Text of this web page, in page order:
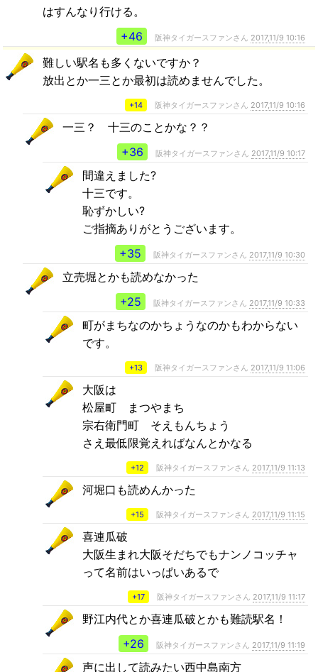
はすんなり行ける。
+46
阪神タイガースファンさん 2017,11/9 10:16
難しい駅名も多くないですか？
放出とか一三とか最初は読めませんでした。
+14 阪神タイガースファンさん 2017,11/9 10:16
一三？ 十三のことかな？？
+36
阪神タイガースファンさん 2017,11/9 10:17
間違えました?
十三です。
恥ずかしい?
ご指摘ありがとうございます。
+35
阪神タイガースファンさん 2017,11/9 10:30
立売堀とかも読めなかった
+25
阪神タイガースファンさん 2017,11/9 10:33
町がまちなのかちょうなのかもわからない
です。
+13 阪神タイガースファンさん 2017,11/9 11:06
大阪は
松屋町 まつやまち
宗右衛門町 そえもんちょう
さえ最低限覚えればなんとかなる
+12 阪神タイガースファンさん 2017,11/9 11:13
河堀口も読めんかった
+15 阪神タイガースファンさん 2017,11/9 11:15
喜連瓜破
大阪生まれ大阪そだちでもナンノコッチャ
って名前はいっぱいあるで
+17 阪神タイガースファンさん 2017,11/9 11:17
野江内代とか喜連瓜破とかも難読駅名！
+26
阪神タイガースファンさん 2017,11/9 11:19
声に出して読みたい西中島南方